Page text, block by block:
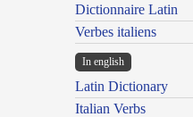
Dictionnaire Latin
Verbes italiens
In english
Latin Dictionary
Italian Verbs